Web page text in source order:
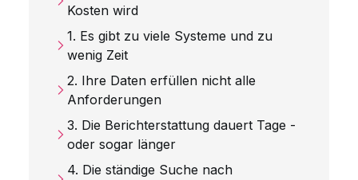
Kosten wird
1. Es gibt zu viele Systeme und zu
wenig Zeit
2. Ihre Daten erfüllen nicht alle
Anforderungen
3. Die Berichterstattung dauert Tage -
oder sogar länger
4. Die ständige Suche nach